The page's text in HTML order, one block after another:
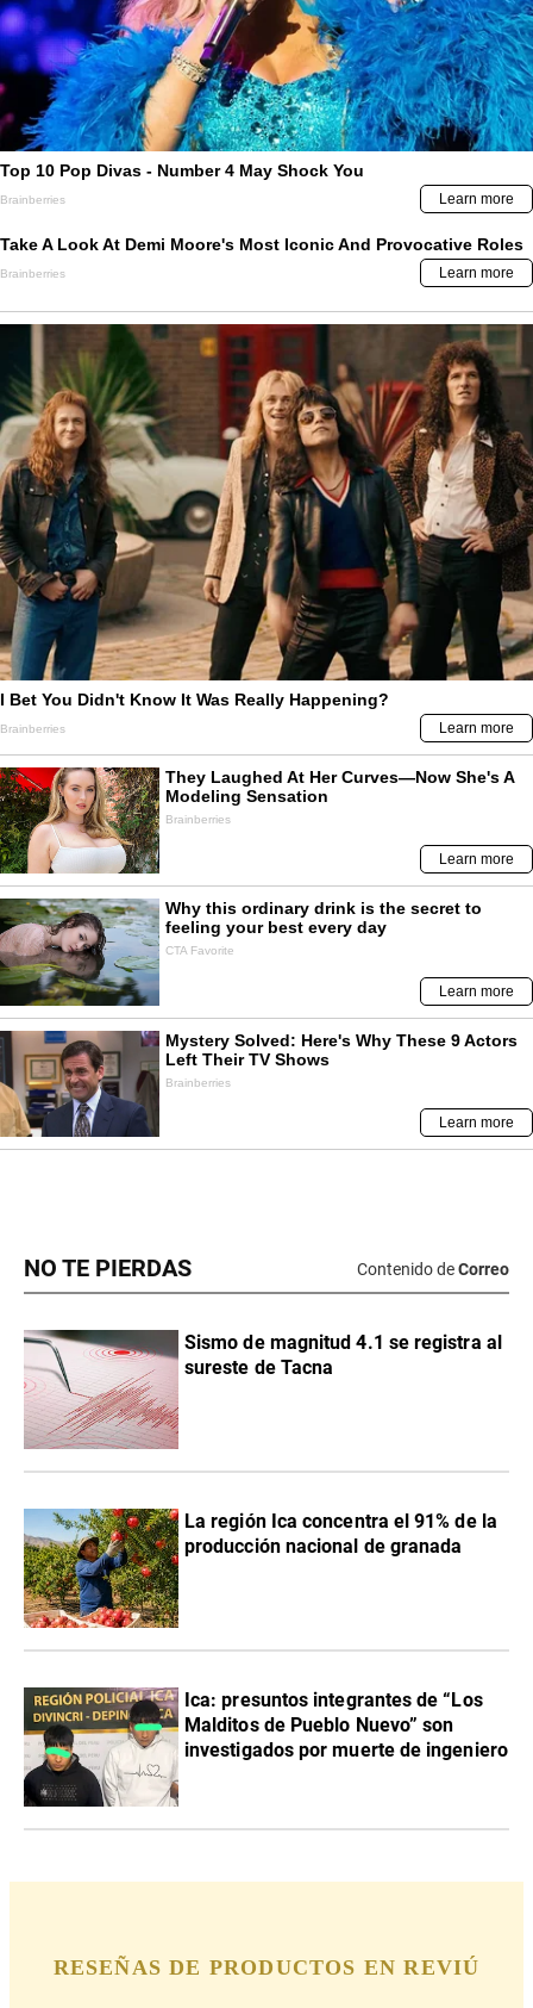
NO TE PIERDAS Contenido deCorreo
Sismo de magnitud 4.1 se registra al
sureste de Tacna
La región Ica concentra el 91% de la
producción nacional de granada
Ica: presuntos integrantes de “Los
Malditos de Pueblo Nuevo” son
investigados por muerte de ingeniero